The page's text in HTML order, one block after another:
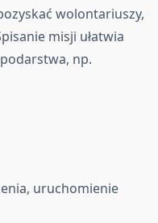
wolontariuszy,
misji ułatwia
np.
uruchomienie